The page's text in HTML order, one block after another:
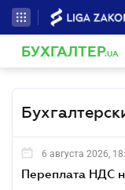
БУХГАЛТЕР.UA
6 августа 2026,
Переплата НДС